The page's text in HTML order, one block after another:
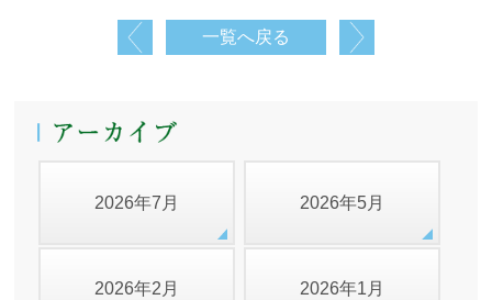
一覧へ戻る
2026年7月 2026年5月
2026年2月 2026年1月